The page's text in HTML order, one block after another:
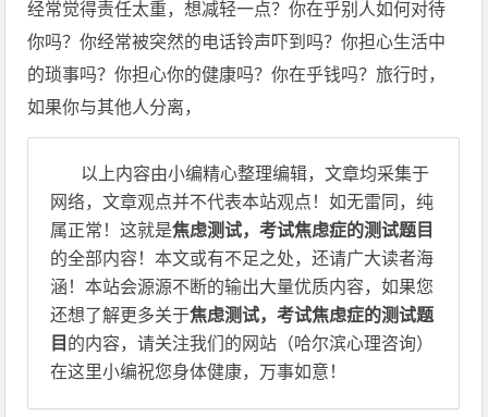
经常觉得责任太重，想减轻一点？你在乎别人如何对待
你吗？你经常被突然的电话铃声吓到吗？你担心生活中
的琐事吗？你担心你的健康吗？你在乎钱吗？旅行时，
如果你与其他人分离，
以上内容由小编精心整理编辑，文章均采集于
网络，文章观点并不代表本站观点！如无雷同，纯
属正常！这就是焦虑测试，考试焦虑症的测试题目
的全部内容！本文或有不足之处，还请广大读者海
涵！本站会源源不断的输出大量优质内容，如果您
还想了解更多关于焦虑测试，考试焦虑症的测试题
目 的内容，请关注我们的网站（哈尔滨心理咨询）
在这里小编祝您身体健康，万事如意！